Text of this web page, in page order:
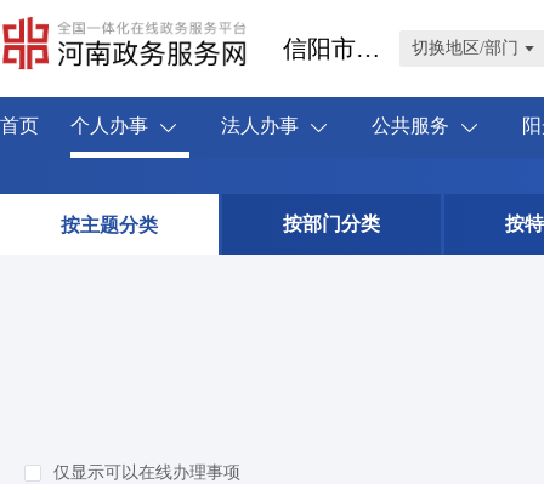
信阳市潢川县 切换地区/部门
首页 个人办事 法人办事 公共服务
按主题分类 按部门分类 按
仅显示可以在线办理事项